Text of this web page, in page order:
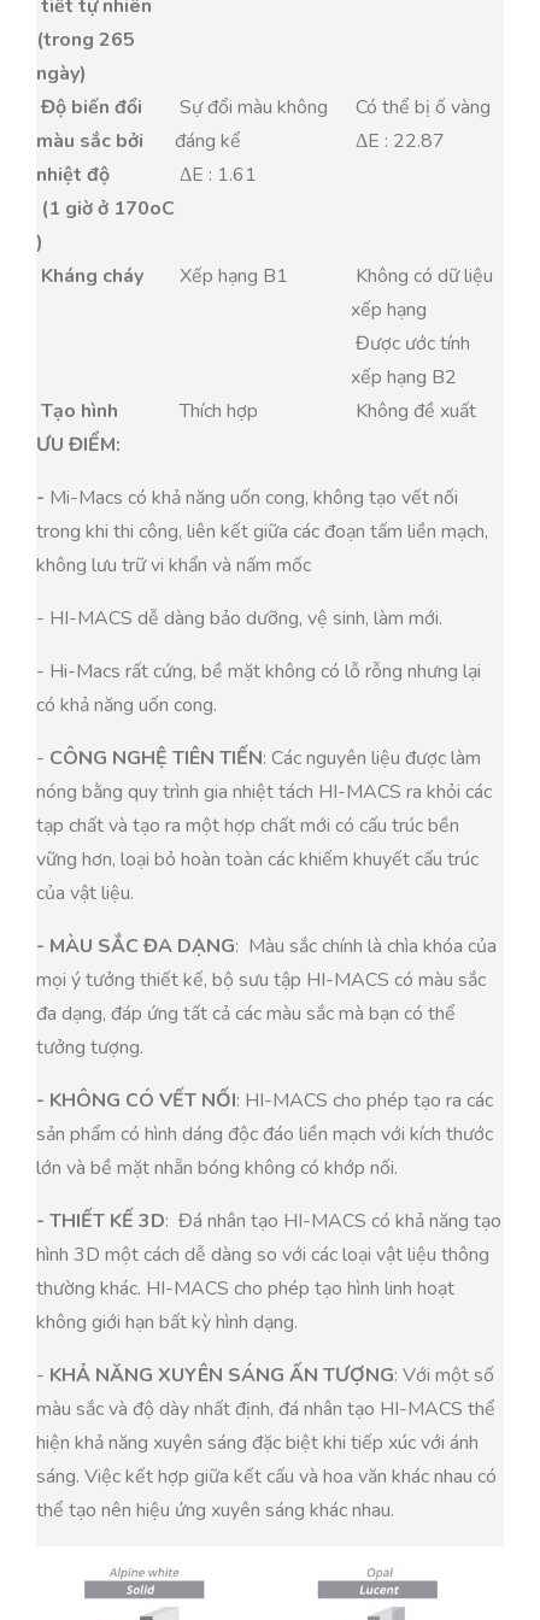
tiết tự nhiên
(trong 265
ngày)
Độ biến đổi
màu sắc bởi
nhiệt độ
(1 giờ ở 170oC
)
Sự đổi màu không
đáng kể
ΔE : 1.61
Có thể bị ố vàng
ΔE : 22.87
Kháng cháy Xếp hạng B1
Không có dữ liệu
xếp hạng
Được ước tính
xếp hạng B2
Tạo hình
Thích hợp
Không đề xuất
ƯU ĐIỂM:
- Mi-Macs có khả năng uốn cong, không tạo vết nối
trong khi thi công, liên kết giữa các đoạn tấm liền mạch,
không lưu trữ vi khẩn và nấm mốc
- HI-MACS dễ dàng bảo dưỡng, vệ sinh, làm mới.
- Hi-Macs rất cứng, bề mặt không có lỗ rỗng nhưng lại
có khả năng uốn cong.
- CÔNG NGHỆ TIÊN TIẾN: Các nguyên liệu được làm
nóng bằng quy trình gia nhiệt tách HI-MACS ra khỏi các
tạp chất và tạo ra một hợp chất mới có cấu trúc bền
vững hơn, loại bỏ hoàn toàn các khiếm khuyết cấu trúc
của vật liệu.
- MÀU SẮC ĐA DẠNG: Màu sắc chính là chìa khóa của
mọi ý tưởng thiết kế, bộ sưu tập HI-MACS có màu sắc
đa dạng, đáp ứng tất cả các màu sắc mà bạn có thể
tưởng tượng.
- KHÔNG CÓ VẾT NỐI: HI-MACS cho phép tạo ra các
sản phẩm có hình dáng độc đáo liền mạch với kích thước
lớn và bề mặt nhẵn bóng không có khớp nối.
- THIẾT KẾ 3D: Đá nhân tạo HI-MACS có khả năng tạo
hình 3D một cách dễ dàng so với các loại vật liệu thông
thường khác. HI-MACS cho phép tạo hình linh hoạt
không giới hạn bất kỳ hình dạng.
- KHẢ NĂNG XUYÊN SÁNG ẤN TƯỢNG: Với một số
màu sắc và độ dày nhất định, đá nhân tạo HI-MACS thể
hiện khả năng xuyên sáng đặc biệt khi tiếp xúc với ánh
sáng. Việc kết hợp giữa kết cấu và hoa văn khác nhau có
thể tạo nên hiệu ứng xuyên sáng khác nhau.